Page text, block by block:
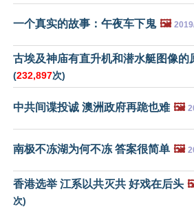
一个真实的故事：午夜车下鬼 🖼️
古埃及神庙有直升机和潜水艇图像的
(232,897次)
中共间谍投诚 澳洲政府再跪也难 🖼️
南极不冻湖为何不冻 答案很简单 🖼️
香港选举 江系以共灭共 好戏在后头
次)